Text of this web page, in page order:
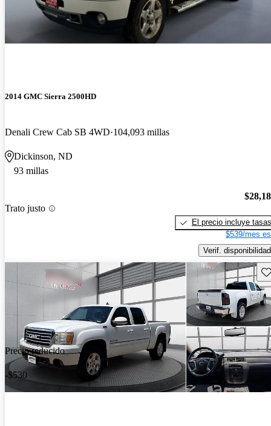
2014 GMC Sierra 2500HD
Denali Crew Cab SB 4WD 104,093 millas
Dickinson, ND
93 millas
Trato justo
El precio incluye tasas
$539/mes
Verif. disponibilidad
Precio reducido
-$530